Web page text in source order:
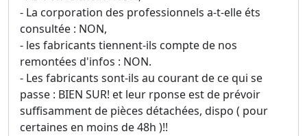
- La corporation des professionnels a-t-elle éts
consultée : NON,
- les fabricants tiennent-ils compte de nos
remontées d'infos : NON.
- Les fabricants sont-ils au courant de ce qui se
passe : BIEN SUR! et leur rponse est de prévoir
suffisamment de pièces détachées, dispo ( pour
certaines en moins de 48h )!!